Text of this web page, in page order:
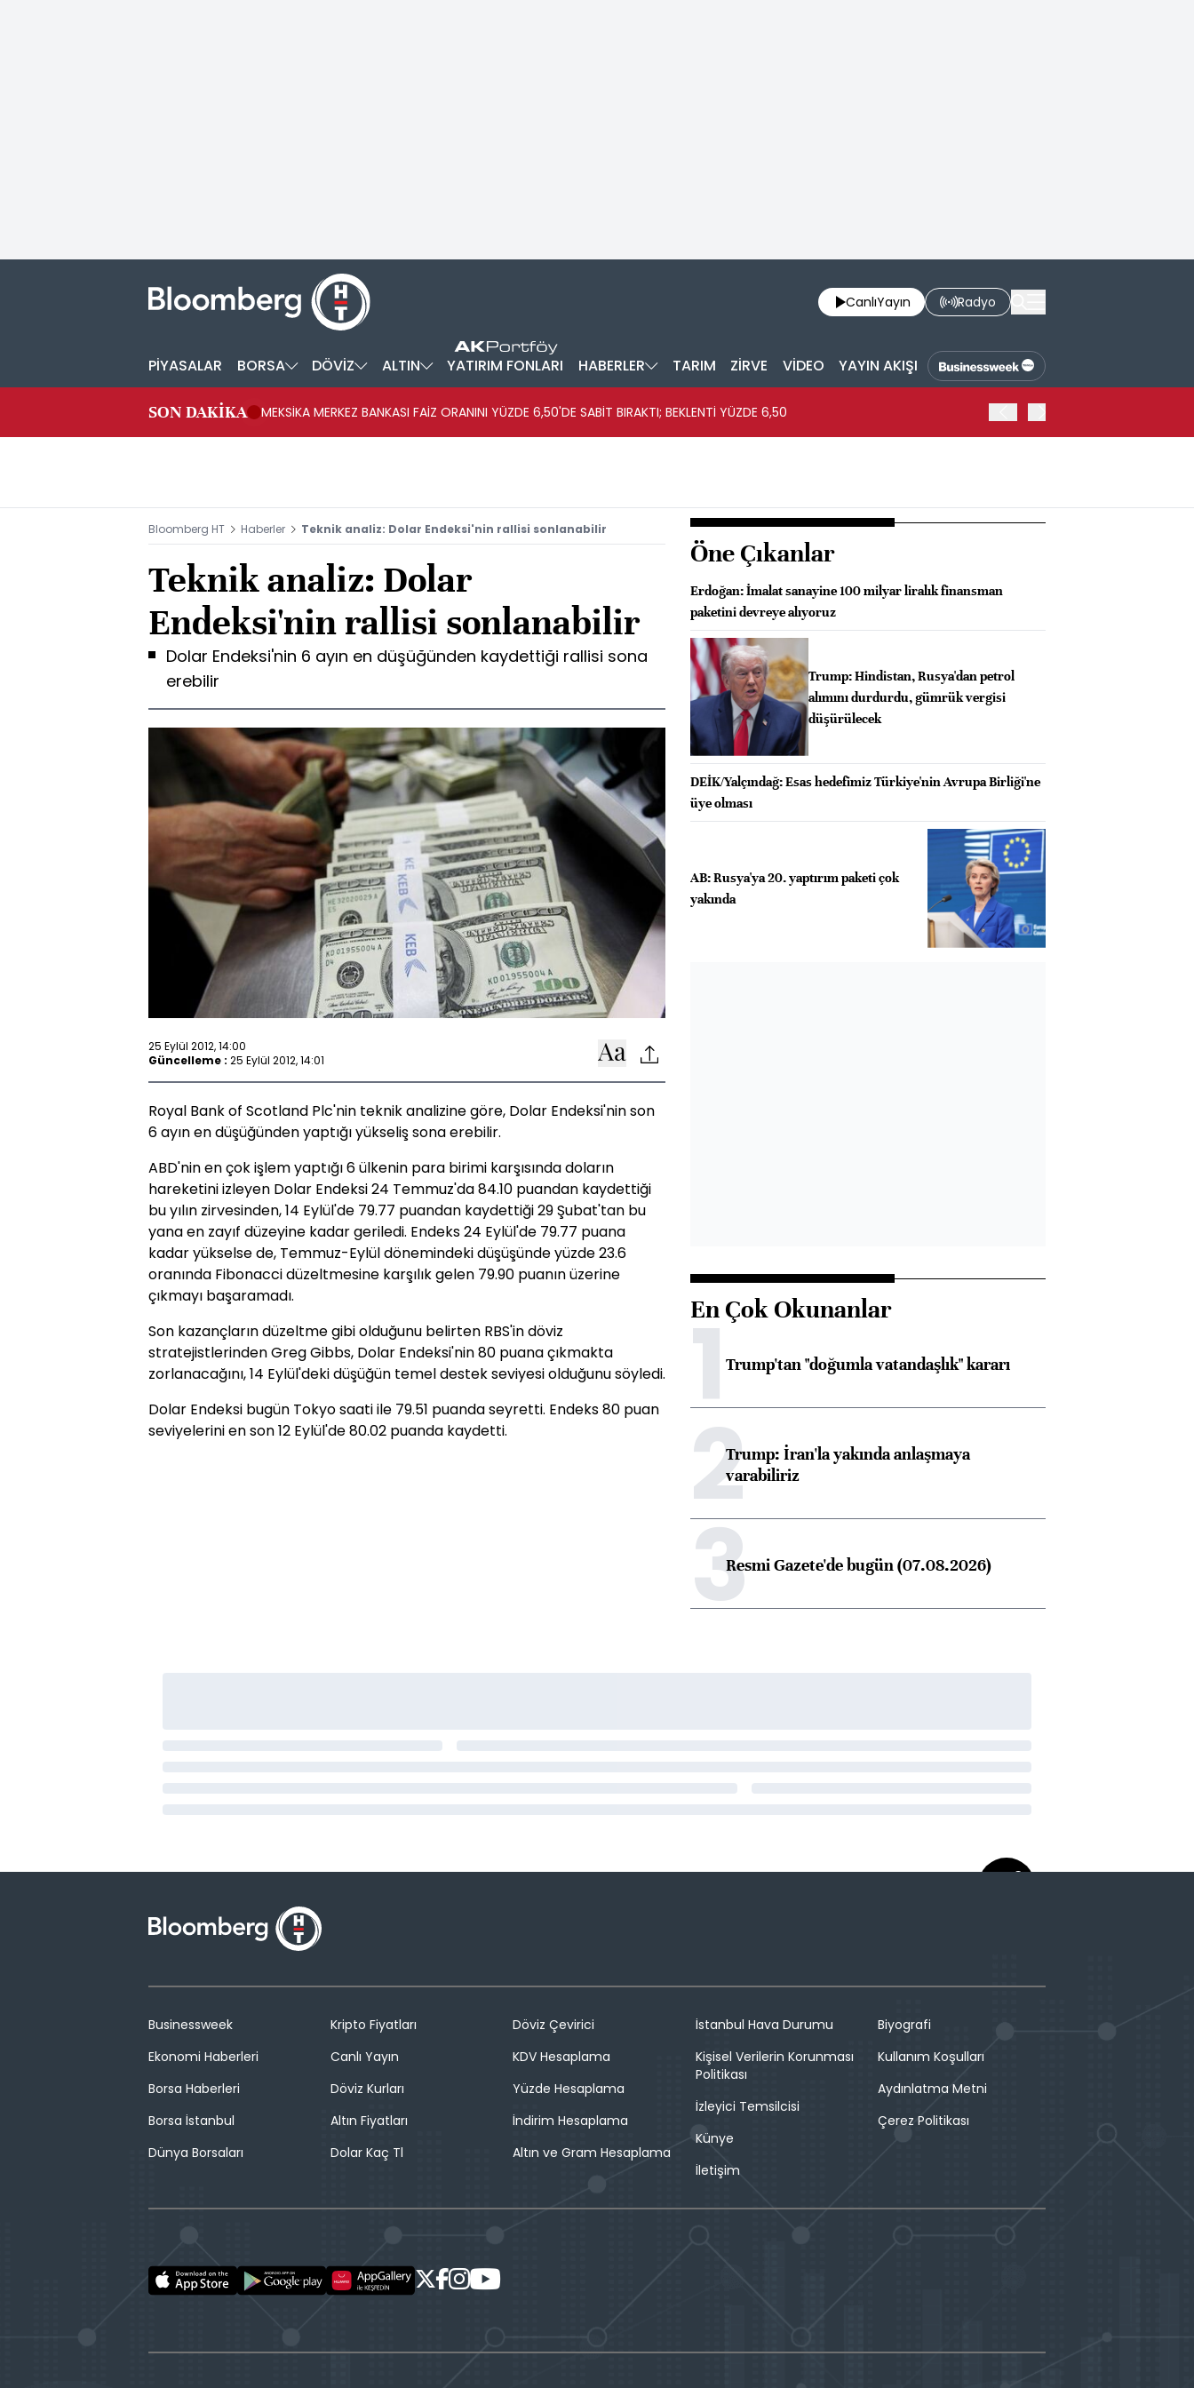
CanlıYayın Radyo
PİYASALAR BORSA DÖVİZ ALTIN YATIRIM FONLARI HABERLER TARIM ZİRVE VİDEO YAYIN AKIŞI
SON DAKİKA MEKSİKA MERKEZ BANKASI FAİZ ORANINI YÜZDE 6,50'DE SABİT BIRAKTI; BEKLENTİ YÜZDE 6,50
Bloomberg HT Haberler Teknik analiz: Dolar Endeksi'nin rallisi sonlanabilir
Teknik analiz: Dolar
Endeksi'nin rallisi sonlanabilir
Dolar Endeksi'nin 6 ayın en düşüğünden kaydettiği rallisi sona
erebilir
25 Eylül 2012, 14:00
Güncelleme : 25 Eylül 2012, 14:01
Royal Bank of Scotland Plc'nin teknik analizine göre, Dolar Endeksi'nin son
6 ayın en düşüğünden yaptığı yükseliş sona erebilir.
ABD'nin en çok işlem yaptığı 6 ülkenin para birimi karşısında doların
hareketini izleyen Dolar Endeksi 24 Temmuz'da 84.10 puandan kaydettiği
bu yılın zirvesinden, 14 Eylül'de 79.77 puandan kaydettiği 29 Şubat'tan bu
yana en zayıf düzeyine kadar geriledi. Endeks 24 Eylül'de 79.77 puana
kadar yükselse de, Temmuz-Eylül dönemindeki düşüşünde yüzde 23.6
oranında Fibonacci düzeltmesine karşılık gelen 79.90 puanın üzerine
çıkmayı başaramadı.
Son kazançların düzeltme gibi olduğunu belirten RBS'in döviz
stratejistlerinden Greg Gibbs, Dolar Endeksi'nin 80 puana çıkmakta
zorlanacağını, 14 Eylül'deki düşüğün temel destek seviyesi olduğunu söyledi.
Dolar Endeksi bugün Tokyo saati ile 79.51 puanda seyretti. Endeks 80 puan
seviyelerini en son 12 Eylül'de 80.02 puanda kaydetti.
Öne Çıkanlar
Erdoğan: İmalat sanayine 100 milyar liralık finansman
paketini devreye alıyoruz
Trump: Hindistan, Rusya'dan petrol
alımını durdurdu, gümrük vergisi
düşürülecek
DEİK/Yalçındağ: Esas hedefimiz Türkiye'nin Avrupa Birliği'ne
üye olması
AB: Rusya'ya 20. yaptırım paketi çok
yakında
En Çok Okunanlar
1Trump'tan "doğumla vatandaşlık" kararı
2Trump: İran'la yakında anlaşmaya
varabiliriz
3Resmi Gazete'de bugün (07.08.2026)
Businessweek
Ekonomi Haberleri
Borsa Haberleri
Borsa İstanbul
Dünya Borsaları
Kripto Fiyatları
Canlı Yayın
Döviz Kurları
Altın Fiyatları
Dolar Kaç Tl
Döviz Çevirici
KDV Hesaplama
Yüzde Hesaplama
İndirim Hesaplama
Altın ve Gram Hesaplama
İstanbul Hava Durumu
Kişisel Verilerin Korunması
Politikası
İzleyici Temsilcisi
Künye
İletişim
Biyografi
Kullanım Koşulları
Aydınlatma Metni
Çerez Politikası